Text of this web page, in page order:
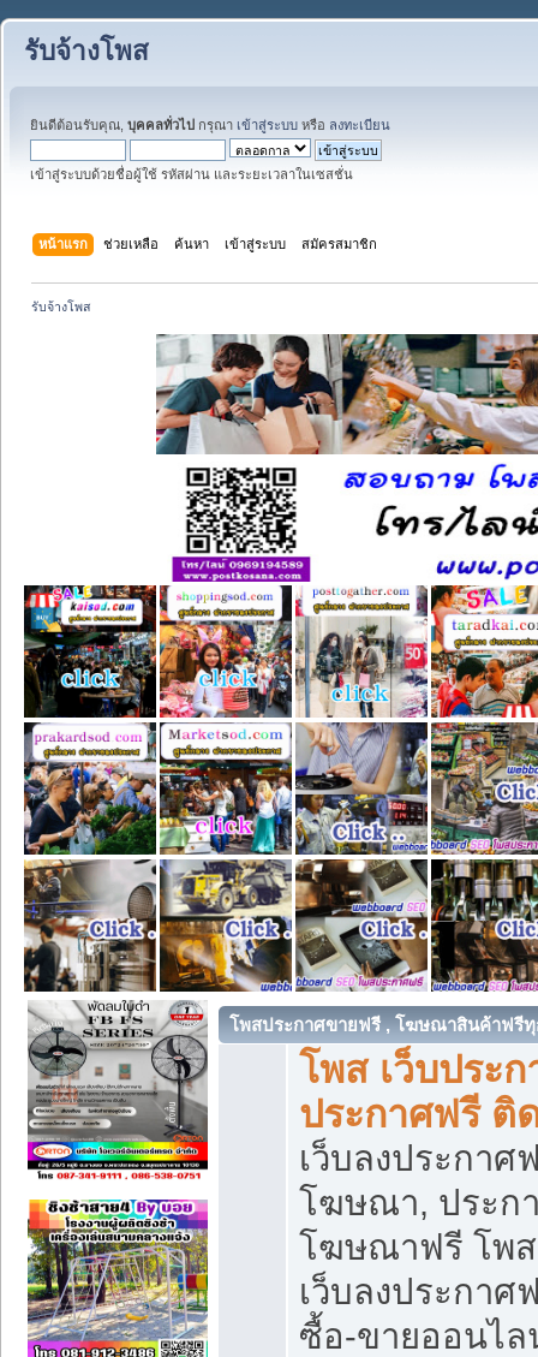
รับจ้างโพส
ยินดีต้อนรับคุณ, บุคคลทั่วไป กรุณา เข้าสู่ระบบ หรือ ลงทะเบียน
เข้าสู่ระบบด้วยชื่อผู้ใช้ รหัสผ่าน และระยะเวลาในเซสชั่น
หน้าแรก ช่วยเหลือ ค้นหา เข้าสู่ระบบ สมัครสมาชิก
รับจ้างโพส
โพสประกาศขายฟรี , โฆษณาสินค้าฟรี
โพส เว็บประก
ประกาศฟรี ติ
เว็บลงประกา
โฆษณา, ประก
โฆษณาฟรี โพส
เว็บลงประกา
ซื้อ-ขายออนไล